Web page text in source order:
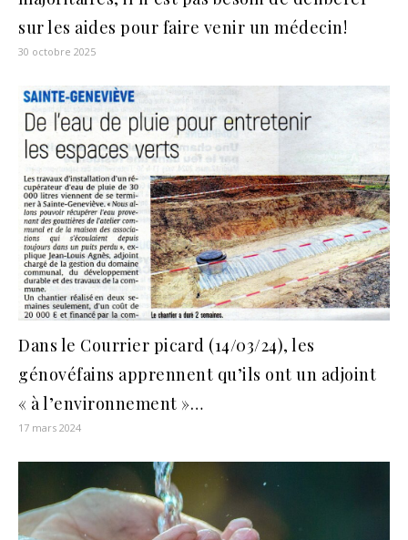
sur les aides pour faire venir un médecin!
30 octobre 2025
Dans le Courrier picard (14/03/24), les
génovéfains apprennent qu’ils ont un adjoint
« à l’environnement »…
17 mars 2024